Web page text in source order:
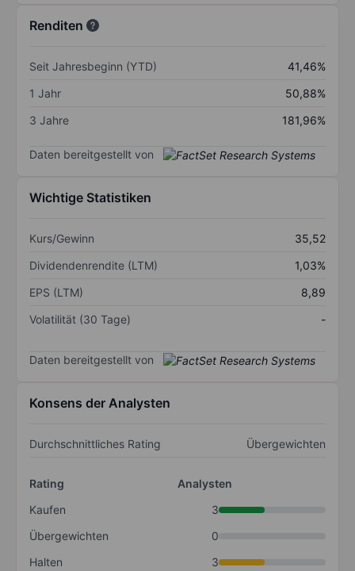
Renditen
Seit Jahresbeginn (YTD)
41,46%
1 Jahr
50,88%
3 Jahre
181,96%
Daten bereitgestellt von
Wichtige Statistiken
Kurs/Gewinn
35,52
Dividendenrendite (LTM)
1,03%
EPS (LTM)
8,89
Volatilität (30 Tage)
-
Daten bereitgestellt von
Konsens der Analysten
Durchschnittliches Rating Übergewichten
Rating
Analysten
Kaufen
3
Übergewichten
0
Halten
3